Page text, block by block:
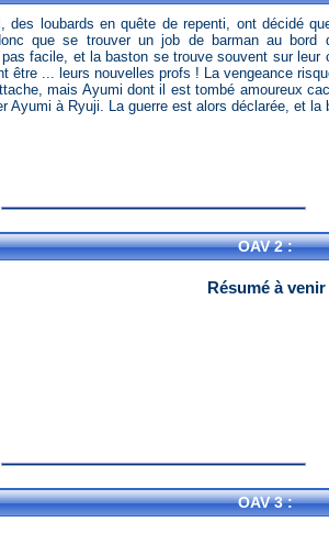
que se trouver un job de barman au bord
facile, et la baston se trouve souvent sur
être ... leurs nouvelles profs ! La vengeance
mais Ayumi dont il est tombé amoureux
Ayumi à Ryuji. La guerre est alors déclarée, et
OAV 2 :
Résumé à venir
OAV 3 :